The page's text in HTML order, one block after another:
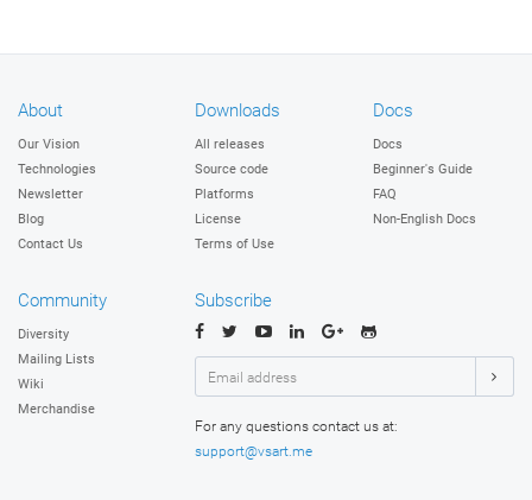
About
Our Vision
Technologies
Newsletter
Blog
Contact Us
Downloads
All releases
Source code
Platforms
License
Terms of Use
Docs
Docs
Beginner's Guide
FAQ
Non-English Docs
Community
Diversity
Mailing Lists
Wiki
Merchandise
Subscribe
For any questions contact us at:
support@vsart.me